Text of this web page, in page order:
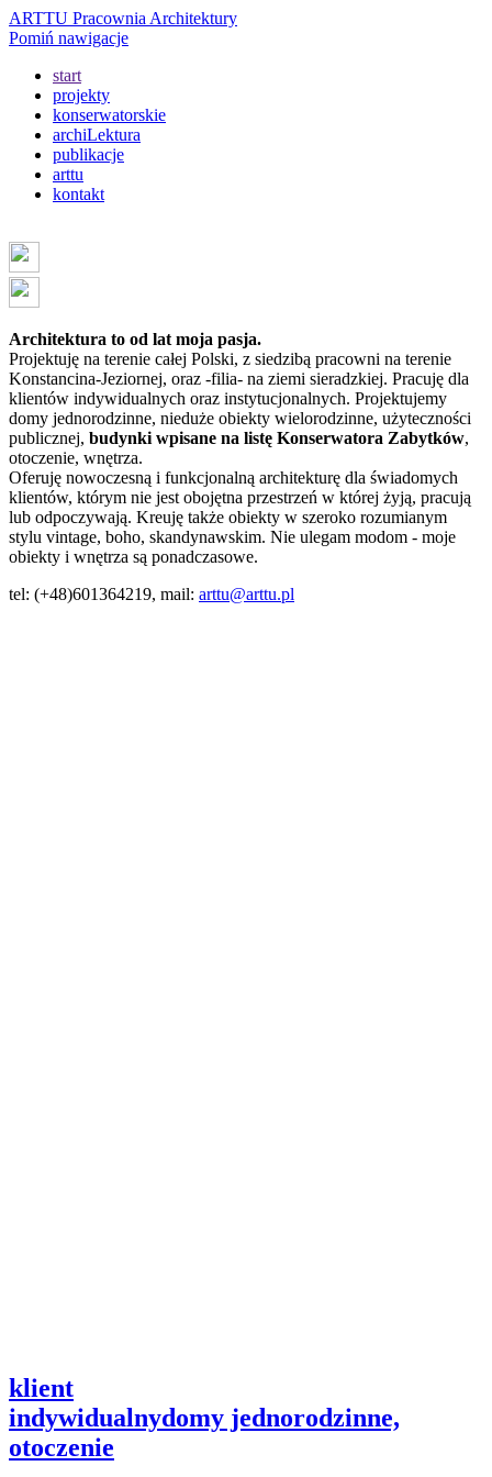
ARTTU Pracownia Architektury
Pomiń nawigacje
start
projekty
konserwatorskie
archiLektura
publikacje
arttu
kontakt
Architektura to od lat moja pasja.
Projektuję na terenie całej Polski, z siedzibą pracowni na terenie
Konstancina-Jeziornej, oraz -filia- na ziemi sieradzkiej. Pracuję dla
klientów indywidualnych oraz instytucjonalnych. Projektujemy
domy jednorodzinne, nieduże obiekty wielorodzinne, użyteczności
publicznej, budynki wpisane na listę Konserwatora Zabytków,
otoczenie, wnętrza.
Oferuję nowoczesną i funkcjonalną architekturę dla świadomych
klientów, którym nie jest obojętna przestrzeń w której żyją, pracują
lub odpoczywają. Kreuję także obiekty w szeroko rozumianym
stylu vintage, boho, skandynawskim. Nie ulegam modom - moje
obiekty i wnętrza są ponadczasowe.
tel: (+48)601364219, mail: arttu@arttu.pl
klient
indywidualnydomy jednorodzinne,
otoczenie